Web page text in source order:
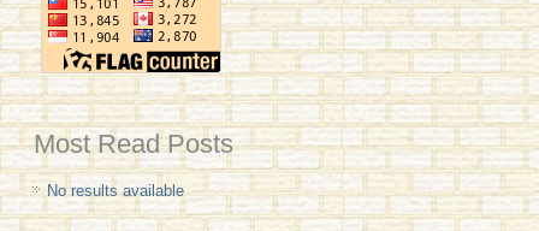
Most Read Posts
No results available